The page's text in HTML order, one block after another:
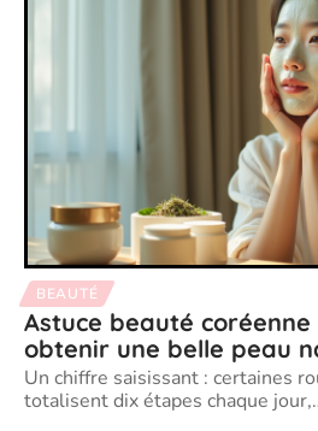
BEAUTÉ
Astuce beauté coréenne
obtenir une belle peau
Un chiffre saisissant : certaines
totalisent dix étapes chaque jour,